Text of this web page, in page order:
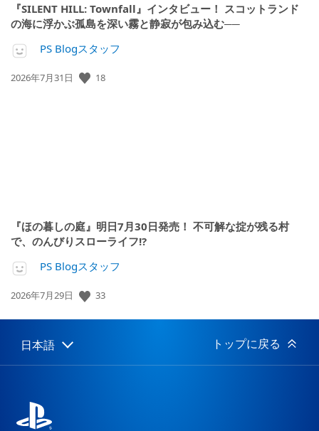
『SILENT HILL: Townfall』インタビュー！ スコットランド
の海に浮かぶ孤島を深い霧と静寂が包み込む──
PS Blogスタッフ
公
2026年7月31日 18
『ほの暮しの庭』明日7月30日発売！ 不可解な掟が残る村
で、のんびりスローライフ!?
PS Blogスタッフ
公
日:
2026年7月29日 33
Select
a
Current
region:
日本語 トップに戻る